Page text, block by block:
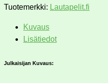
Tuotemerkki: Lautapelit.fi
Kuvaus
Lisätiedot
Julkaisijan Kuvaus: